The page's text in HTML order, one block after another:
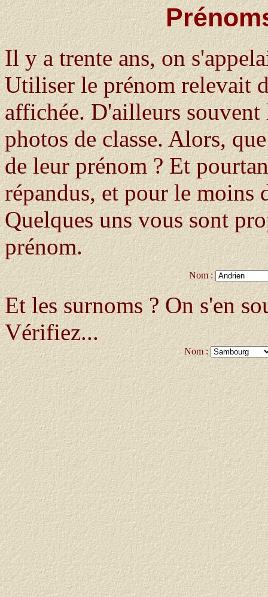
Il y a trente ans, on
Utiliser le prénom relevait
affichée. D'ailleurs souvent
photos de classe. Alors,
de leur prénom ? Et
répandus, et pour le moins
Quelques uns vous sont
prénom.
Nom :
Et les surnoms ? On s'en
Vérifiez...
Nom :